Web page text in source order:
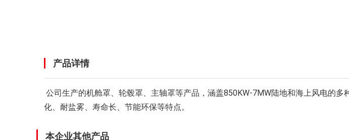
产品详情
公司生产的机舱罩、轮毂罩、主轴罩等产品，涵盖850KW-7MW陆地和海上风电的
化、耐盐雾、寿命长、节能环保等特点。
本企业其他产品